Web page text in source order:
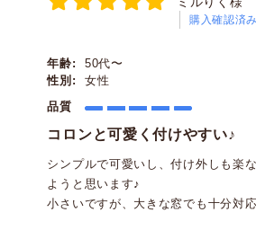
購入確認済み
年齢:
50代〜
性別:
女性
品質
コロンと可愛く付けやすい♪
シンプルで可愛いし、付け外しも楽
ようと思います♪
小さいですが、大きな窓でも十分対